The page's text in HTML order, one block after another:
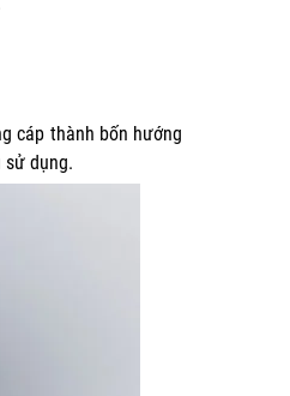
cáp thành bốn hướng
sử dụng.